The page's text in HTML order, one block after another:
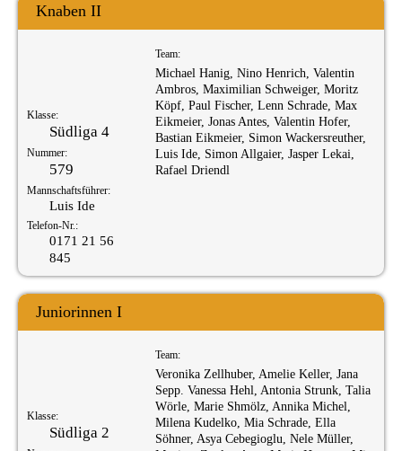
Knaben II
Klasse:
Südliga 4
Nummer:
579
Mannschaftsführer:
Luis Ide
Telefon-Nr.:
0171 21 56
845
Team:
Michael Hanig, Nino Henrich, Valentin
Ambros, Maximilian Schweiger, Moritz
Köpf, Paul Fischer, Lenn Schrade, Max
Eikmeier, Jonas Antes, Valentin Hofer,
Bastian Eikmeier, Simon Wackersreuther,
Luis Ide, Simon Allgaier, Jasper Lekai,
Rafael Driendl
Juniorinnen I
Klasse:
Südliga 2
Team:
Veronika Zellhuber, Amelie Keller, Jana
Sepp. Vanessa Hehl, Antonia Strunk, Talia
Wörle, Marie Shmölz, Annika Michel,
Milena Kudelko, Mia Schrade, Ella
Söhner, Asya Cebegioglu, Nele Müller,